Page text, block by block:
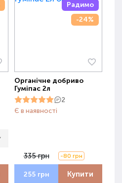
Радимо
-24%
Органічне добриво
Гуміпас 2л
2
Є в наявності
335 грн -80 грн
255 грн Купити